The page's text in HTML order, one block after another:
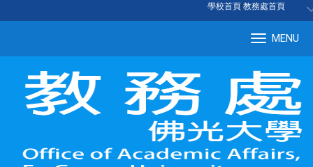
學校首頁 教務處首頁
MENU